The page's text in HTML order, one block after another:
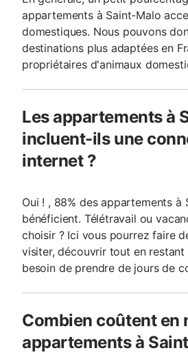
appartements à Saint-Malo
domestiques. Nous pouvons
destinations plus adaptées en
propriétaires d'animaux
Les appartements à
incluent-ils une
internet ?
Oui ! , 88% des appartements à
bénéficient. Télétravail ou
choisir ? Ici vous pourrez faire
visiter, découvrir tout en restant
besoin de prendre de jours de
Combien coûtent en
appartements à